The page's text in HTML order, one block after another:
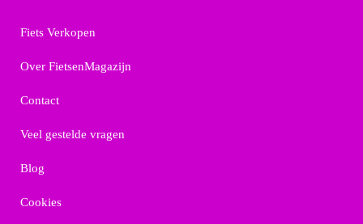
Fiets Verkopen
Over FietsenMagazijn
Contact
Veel gestelde vragen
Blog
Cookies